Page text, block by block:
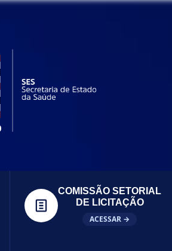
COMISSÃO SETORIAL
DE LICITAÇÃO
ACESSAR →